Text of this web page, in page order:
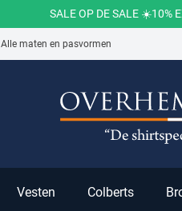
SALE OP DE SALE ☀️10%
Alle maten en pasvormen
Vesten Colberts